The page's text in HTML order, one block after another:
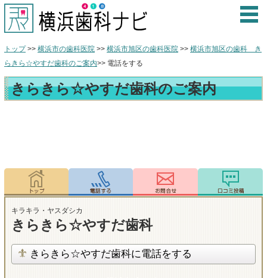
トップ>> 横浜市の歯科医院 >> 横浜市旭区の歯科医院 >> 横浜市旭区の歯科 き
らきら☆やすだ歯科のご案内>> 電話をする
きらきら☆やすだ歯科のご案内
キラキラ・ヤスダシカ
きらきら☆やすだ歯科
きらきら☆やすだ歯科に電話をする